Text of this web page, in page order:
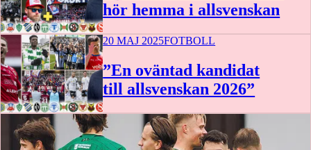
hör hemma i allsvenskan
20 MAJ 2025FOTBOLL
”En oväntad kandidat
till allsvenskan 2026”